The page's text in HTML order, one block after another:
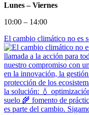
Lunes – Viernes
10:00 – 14:00
El cambio climático no es